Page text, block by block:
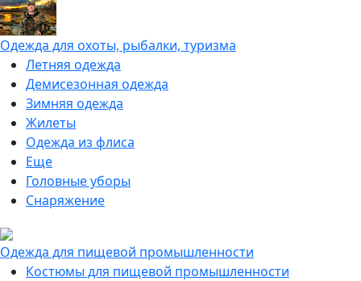
Одежда для охоты, рыбалки, туризма
Летняя одежда
Демисезонная одежда
Зимняя одежда
Жилеты
Одежда из флиса
Еще
Головные уборы
Снаряжение
Одежда для пищевой промышленности
Костюмы для пищевой промышленности